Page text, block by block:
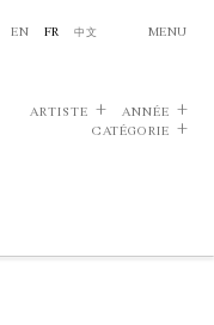
EN FR 中文 MENU
ARTISTE
ANNÉE
CATÉGORIE